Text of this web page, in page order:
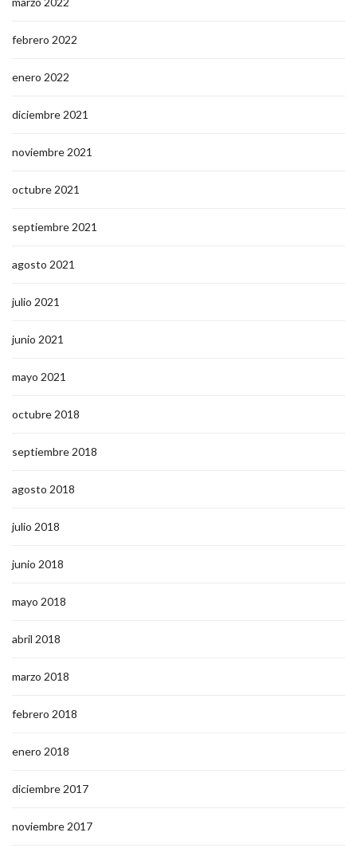
febrero 2022
enero 2022
diciembre 2021
noviembre 2021
octubre 2021
septiembre 2021
agosto 2021
julio 2021
junio 2021
mayo 2021
octubre 2018
septiembre 2018
agosto 2018
julio 2018
junio 2018
mayo 2018
abril 2018
marzo 2018
febrero 2018
enero 2018
diciembre 2017
noviembre 2017